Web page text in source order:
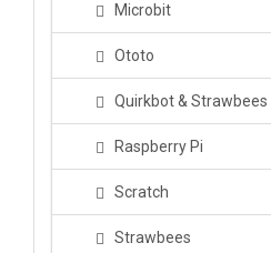
Microbit
Ototo
Quirkbot & Strawbees
Raspberry Pi
Scratch
Strawbees